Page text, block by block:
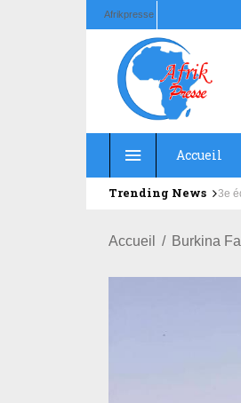
Afrikpresse
Accueil
Trending News
Accueil Burkina